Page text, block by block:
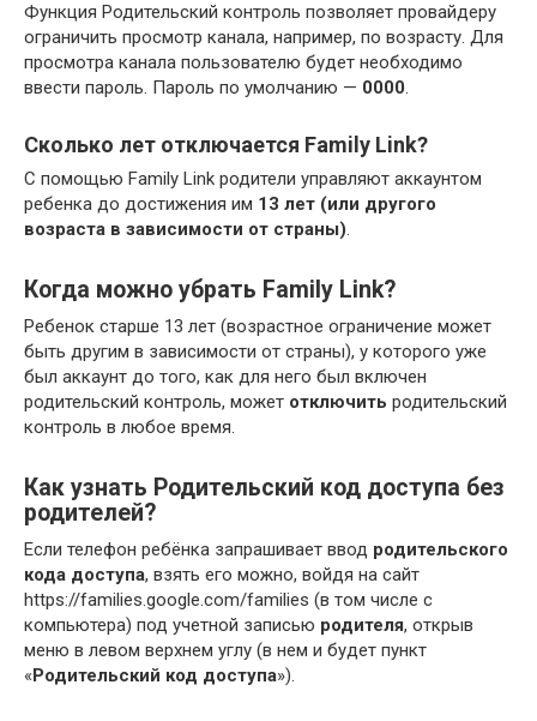
Функция Родительский контроль позволяет провайдеру
ограничить просмотр канала, например, по возрасту. Для
просмотра канала пользователю будет необходимо
ввести пароль. Пароль по умолчанию — 0000.
Сколько лет отключается Family Link?
С помощью Family Link родители управляют аккаунтом
ребенка до достижения им 13 лет (или другого
возраста в зависимости от страны).
Когда можно убрать Family Link?
Ребенок старше 13 лет (возрастное ограничение может
быть другим в зависимости от страны), у которого уже
был аккаунт до того, как для него был включен
родительский контроль, может отключить родительский
контроль в любое время.
Как узнать Родительский код доступа без
родителей?
Если телефон ребёнка запрашивает ввод родительского
кода доступа, взять его можно, войдя на сайт
https://families.google.com/families (в том числе с
компьютера) под учетной записью родителя, открыв
меню в левом верхнем углу (в нем и будет пункт
«Родительский код доступа»).